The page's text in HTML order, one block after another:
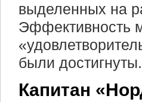
выделенных на
Эффективность
были достигнуты.
Капитан